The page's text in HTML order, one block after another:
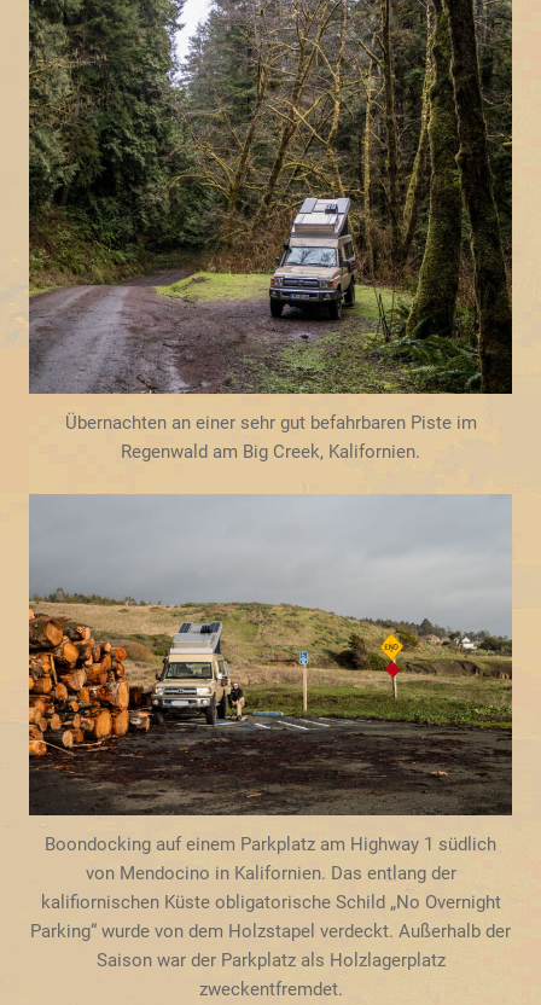
Übernachten an einer sehr gut befahrbaren Piste im
Regenwald am Big Creek, Kalifornien.
Boondocking auf einem Parkplatz am Highway 1 südlich
von Mendocino in Kalifornien. Das entlang der
kalifiornischen Küste obligatorische Schild „No Overnight
Parking“ wurde von dem Holzstapel verdeckt. Außerhalb der
Saison war der Parkplatz als Holzlagerplatz
zweckentfremdet.